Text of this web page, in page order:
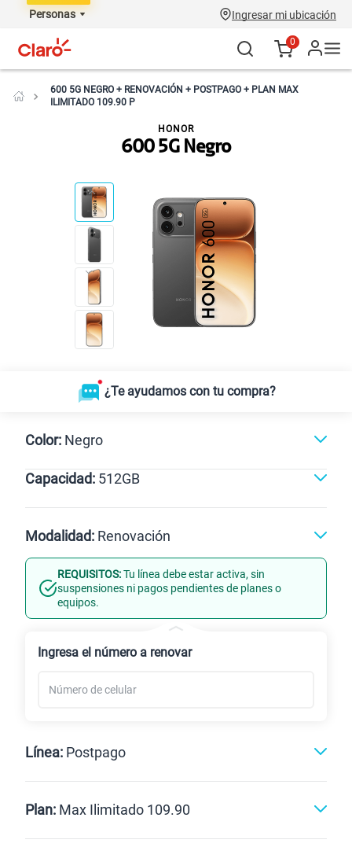
Personas Ingresar mi ubicación
0
600 5G NEGRO + RENOVACIÓN + POSTPAGO + PLAN MAX
ILIMITADO 109.90 P
600 5G Negro
HONOR
¿Te ayudamos con tu compra?
Color: Negro
Naranja
Capacidad: 512GB
512GB
Modalidad: Renovación
Línea Nueva Portabilidad
REQUISITOS:Tu línea debe estar activa, sin
suspensiones ni pagos pendientes de planes o
equipos.
Ingresa el número a renovar
Línea: Postpago
Postpago
Plan: Max Ilimitado 109.90